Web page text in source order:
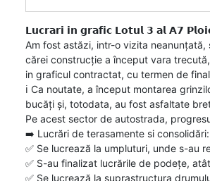
𝗟𝘂𝗰𝗿𝗮𝗿𝗶 𝗶𝗻 𝗴𝗿𝗮𝗳𝗶𝗰 𝗟𝗼𝘁𝘂𝗹 𝟯 𝗮𝗹 𝗔𝟳
Am fost astăzi, intr-o vizita
cărei construcție a început vara
in graficul contractat, cu termen de
ℹ️ Ca noutate, a început montarea
bucăți și, totodata, au fost asfaltate
Pe acest sector de autostrada,
➡️ Lucrări de terasamente si consolidări:
✅ Se lucrează la umpluturi, unde s-au
✅ S-au finalizat lucrările de podețe,
✅ Se lucrează la suprastructura